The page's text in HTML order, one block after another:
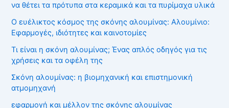
να θέτει τα πρότυπα στα κεραμικά και τα πυρίμαχα υλικά
Ο ευέλικτος κόσμος της σκόνης αλουμίνας: Αλουμίνιο:
Εφαρμογές, ιδιότητες και καινοτομίες
Τι είναι η σκόνη αλουμίνας; Ένας απλός οδηγός για τις
χρήσεις και τα οφέλη της
Σκόνη αλουμίνας: η βιομηχανική και επιστημονική
ατμομηχανή
εφαρμογή και μέλλον της σκόνης αλουμίνας